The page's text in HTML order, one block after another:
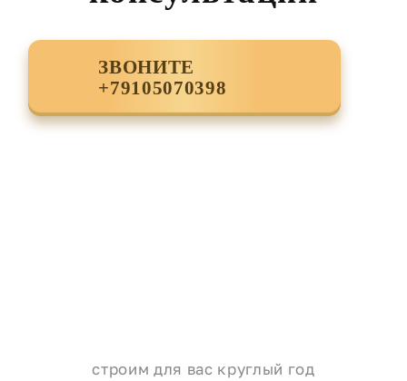
ЗВОНИТЕ
+79105070398
строим для вас круглый год